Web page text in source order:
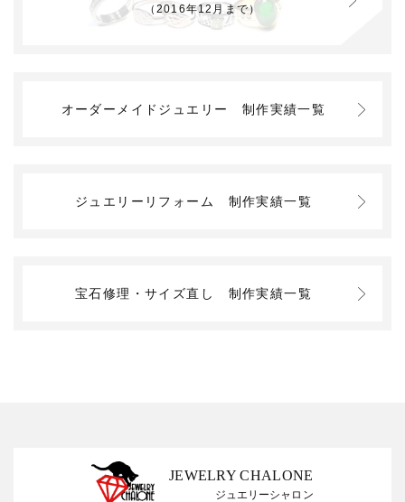
（2016年12月まで）
オーダーメイドジュエリー 制作実績一覧
ジュエリーリフォーム 制作実績一覧
宝石修理・サイズ直し 制作実績一覧
JEWELRY CHALONE
ジュエリーシャロン